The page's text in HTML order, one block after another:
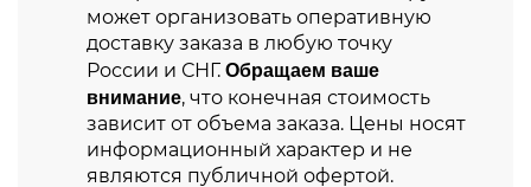
может организовать оперативную
доставку заказа в любую точку
России и СНГ. Обращаем ваше
внимание, что конечная стоимость
зависит от объема заказа. Цены носят
информационный характер и не
являются публичной офертой.